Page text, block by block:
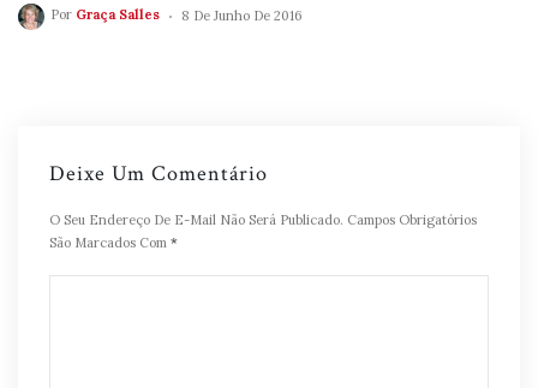
Por Graça Salles 8 De Junho De 2016
Deixe Um Comentário
O Seu Endereço De E-Mail Não Será Publicado. Campos Obrigatórios
São Marcados Com *